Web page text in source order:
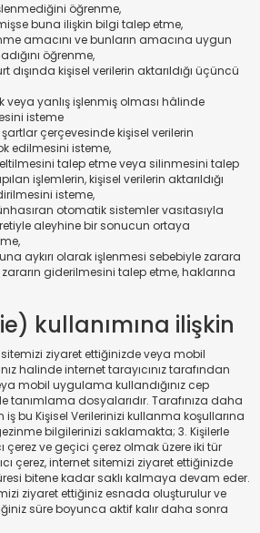
öğrenme,
buna ilişkin bilgi talep etme,
amacını ve bunların amacına uygun
öğrenme,
dışında kişisel verilerin aktarıldığı üçüncü
veya yanlış işlenmiş olması hâlinde
isteme
şartlar çerçevesinde kişisel verilerin
edilmesini isteme,
talep etme veya silinmesini talep
işlemlerin, kişisel verilerin aktarıldığı
isteme,
otomatik sistemler vasıtasıyla
aleyhine bir sonucun ortaya
aykırı olarak işlenmesi sebebiyle zarara
giderilmesini talep etme, haklarına
kullanımına ilişkin
ziyaret ettiğinizde veya mobil
halinde internet tarayıcınız tarafından
mobil uygulama kullandığınız cep
tanımlama dosyalarıdır. Tarafınıza daha
bu Kişisel Verilerinizi kullanma koşullarına
bilgilerinizi saklamakta; 3. Kişilerle
çerez ve geçici çerez olmak üzere iki tür
çerez, internet sitemizi ziyaret ettiğinizde
bitene kadar saklı kalmaya devam eder.
ziyaret ettiğiniz esnada oluşturulur ve
süre boyunca aktif kalır daha sonra